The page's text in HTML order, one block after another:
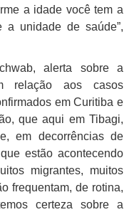
a idade você tem a
a unidade de saúde”,
alerta sobre a
relação aos casos
em Curitiba e
que aqui em Tibagi,
em decorrências de
estão acontecendo
migrantes, muitos
frequentam, de rotina,
certeza sobre a